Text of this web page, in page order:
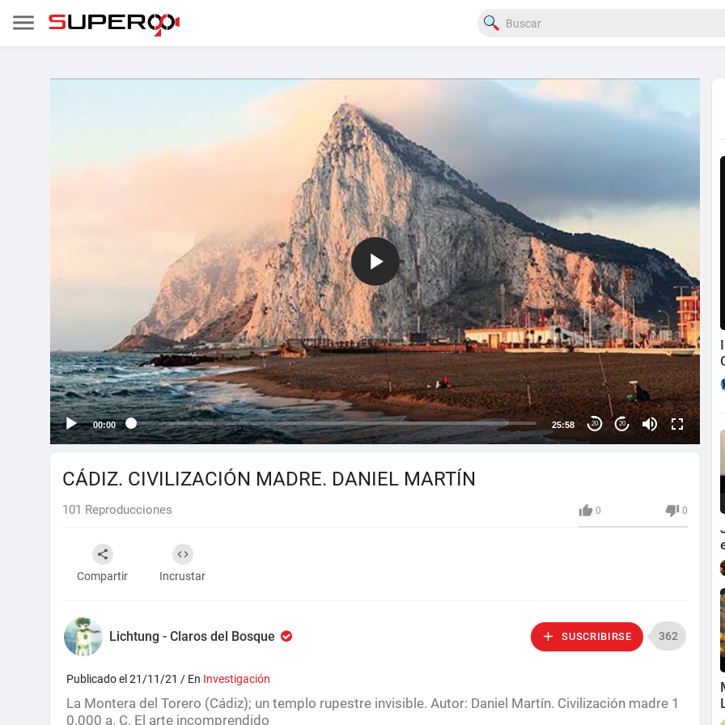
00:00 25:58 20 20
CÁDIZ. CIVILIZACIÓN MADRE. DANIEL MARTÍN
0 0
101 Reproducciones
Compartir Incrustar
Lichtung - Claros del Bosque SUSCRIBIRSE 362
Publicado el 21/11/21 / En Investigación
La Montera del Torero (Cádiz); un templo rupestre invisible. Autor: Daniel Martín. Civilización madre 1
0.000 a. C. El arte incomprendido